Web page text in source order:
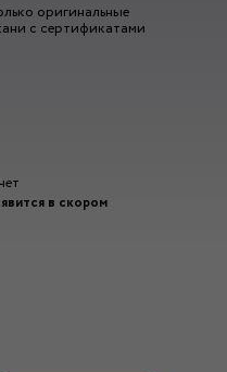
оригинальные
с сертификатами
в скором